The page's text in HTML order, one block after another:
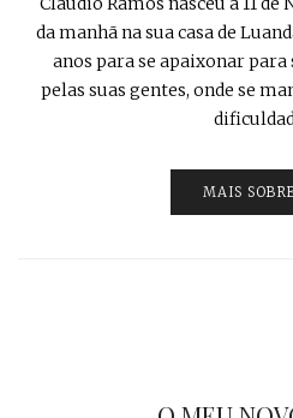
da manhã na sua casa de
anos para se apaixonar
pelas suas gentes, onde se
MAIS